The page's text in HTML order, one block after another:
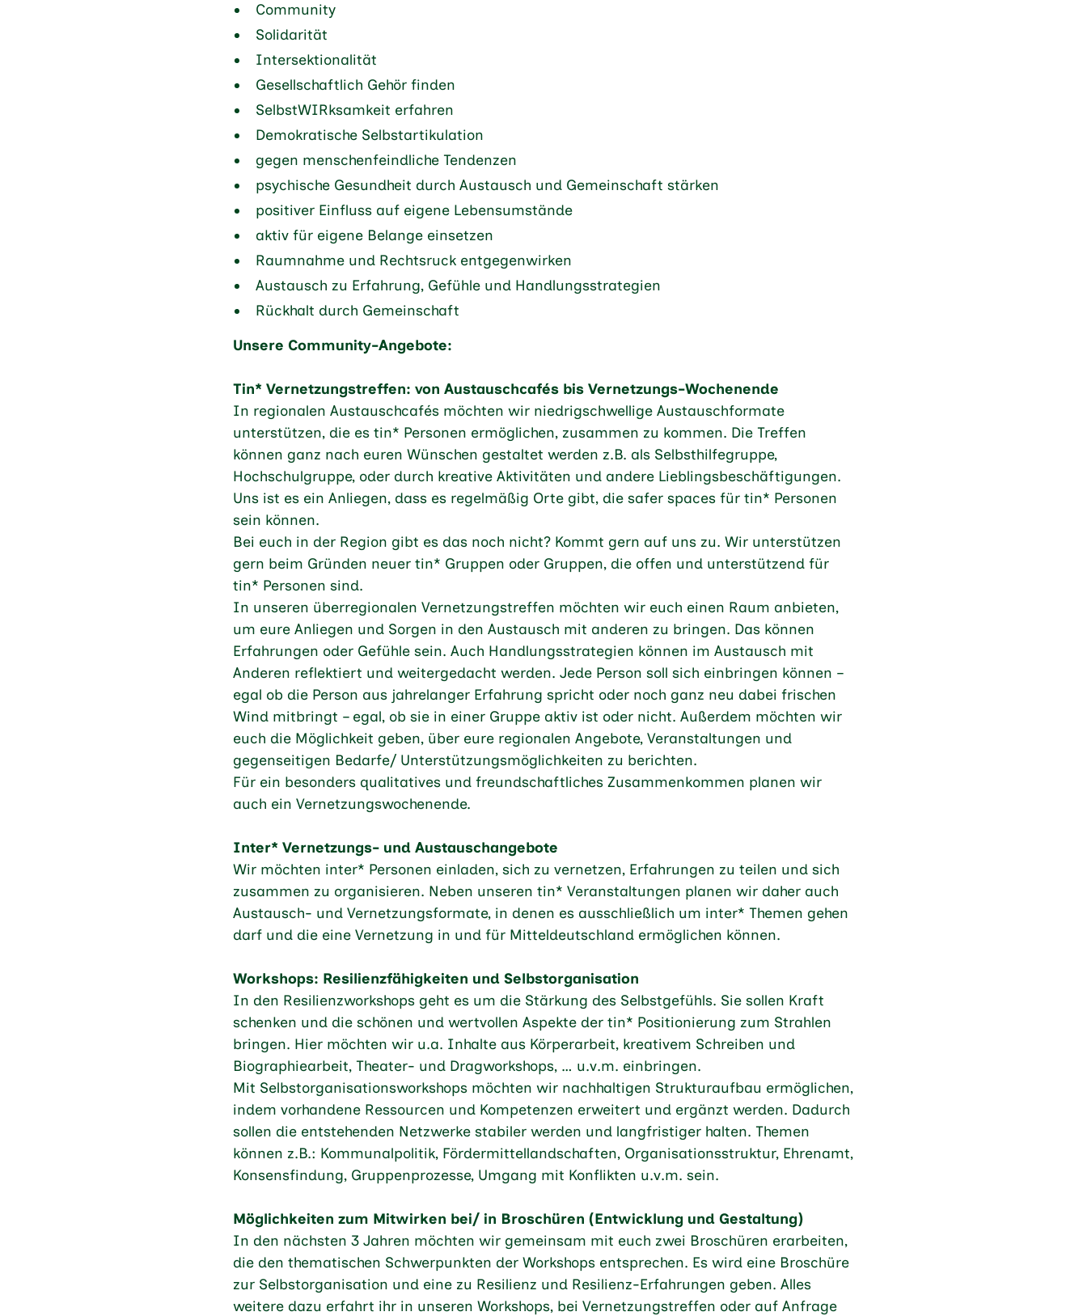
Community
Solidarität
Intersektionalität
Gesellschaftlich Gehör finden
SelbstWIRksamkeit erfahren
Demokratische Selbstartikulation
gegen menschenfeindliche Tendenzen
psychische Gesundheit durch Austausch und Gemeinschaft stärken
positiver Einfluss auf eigene Lebensumstände
aktiv für eigene Belange einsetzen
Raumnahme und Rechtsruck entgegenwirken
Austausch zu Erfahrung, Gefühle und Handlungsstrategien
Rückhalt durch Gemeinschaft
Unsere Community-Angebote:
Tin* Vernetzungstreffen: von Austauschcafés bis Vernetzungs-Wochenende
In regionalen Austauschcafés möchten wir niedrigschwellige Austauschformate
unterstützen, die es tin* Personen ermöglichen, zusammen zu kommen. Die Treffen
können ganz nach euren Wünschen gestaltet werden z.B. als Selbsthilfegruppe,
Hochschulgruppe, oder durch kreative Aktivitäten und andere Lieblingsbeschäftigungen.
Uns ist es ein Anliegen, dass es regelmäßig Orte gibt, die safer spaces für tin* Personen
sein können.
Bei euch in der Region gibt es das noch nicht? Kommt gern auf uns zu. Wir unterstützen
gern beim Gründen neuer tin* Gruppen oder Gruppen, die offen und unterstützend für
tin* Personen sind.
In unseren überregionalen Vernetzungstreffen möchten wir euch einen Raum anbieten,
um eure Anliegen und Sorgen in den Austausch mit anderen zu bringen. Das können
Erfahrungen oder Gefühle sein. Auch Handlungsstrategien können im Austausch mit
Anderen reflektiert und weitergedacht werden. Jede Person soll sich einbringen können –
egal ob die Person aus jahrelanger Erfahrung spricht oder noch ganz neu dabei frischen
Wind mitbringt – egal, ob sie in einer Gruppe aktiv ist oder nicht. Außerdem möchten wir
euch die Möglichkeit geben, über eure regionalen Angebote, Veranstaltungen und
gegenseitigen Bedarfe/ Unterstützungsmöglichkeiten zu berichten.
Für ein besonders qualitatives und freundschaftliches Zusammenkommen planen wir
auch ein Vernetzungswochenende.
Inter* Vernetzungs- und Austauschangebote
Wir möchten inter* Personen einladen, sich zu vernetzen, Erfahrungen zu teilen und sich
zusammen zu organisieren. Neben unseren tin* Veranstaltungen planen wir daher auch
Austausch- und Vernetzungsformate, in denen es ausschließlich um inter* Themen gehen
darf und die eine Vernetzung in und für Mitteldeutschland ermöglichen können.
Workshops: Resilienzfähigkeiten und Selbstorganisation
In den Resilienzworkshops geht es um die Stärkung des Selbstgefühls. Sie sollen Kraft
schenken und die schönen und wertvollen Aspekte der tin* Positionierung zum Strahlen
bringen. Hier möchten wir u.a. Inhalte aus Körperarbeit, kreativem Schreiben und
Biographiearbeit, Theater- und Dragworkshops, … u.v.m. einbringen.
Mit Selbstorganisationsworkshops möchten wir nachhaltigen Strukturaufbau ermöglichen,
indem vorhandene Ressourcen und Kompetenzen erweitert und ergänzt werden. Dadurch
sollen die entstehenden Netzwerke stabiler werden und langfristiger halten. Themen
können z.B.: Kommunalpolitik, Fördermittellandschaften, Organisationsstruktur, Ehrenamt,
Konsensfindung, Gruppenprozesse, Umgang mit Konflikten u.v.m. sein.
Möglichkeiten zum Mitwirken bei/ in Broschüren (Entwicklung und Gestaltung)
In den nächsten 3 Jahren möchten wir gemeinsam mit euch zwei Broschüren erarbeiten,
die den thematischen Schwerpunkten der Workshops entsprechen. Es wird eine Broschüre
zur Selbstorganisation und eine zu Resilienz und Resilienz-Erfahrungen geben. Alles
weitere dazu erfahrt ihr in unseren Workshops, bei Vernetzungstreffen oder auf Anfrage